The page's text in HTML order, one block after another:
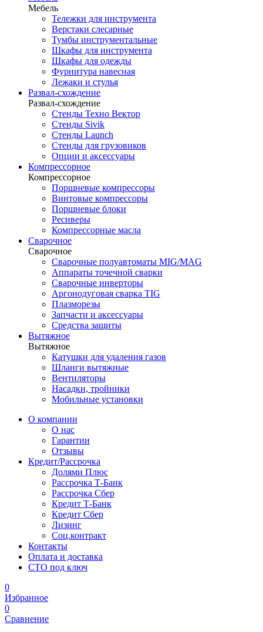
Мебель
Тележки для инструмента
Верстаки слесарные
Тумбы инструментальные
Шкафы для инструмента
Шкафы для одежды
Фурнитура навесная
Лежаки и стулья
Развал-схождение
Развал-схождение
Стенды Техно Вектор
Стенды Sivik
Стенды Launch
Стенды для грузовиков
Опции и аксессуары
Компрессорное
Компрессорное
Поршневые компрессоры
Винтовые компрессоры
Поршневые блоки
Ресиверы
Компрессорные масла
Сварочное
Сварочное
Сварочные полуавтоматы MIG/MAG
Аппараты точечной сварки
Сварочные инверторы
Аргонодуговая сварка TIG
Плазморезы
Запчасти и аксессуары
Средства защиты
Вытяжное
Вытяжное
Катушки для удаления газов
Шланги вытяжные
Вентиляторы
Насадки, тройники
Мобильные установки
О компании
О нас
Гарантии
Отзывы
Кредит/Рассрочка
Долями Плюс
Рассрочка Т-Банк
Рассрочка Сбер
Кредит Т-Банк
Кредит Сбер
Лизинг
Соц.контракт
Контакты
Оплата и доставка
СТО под ключ
0
Избранное
0
Сравнение